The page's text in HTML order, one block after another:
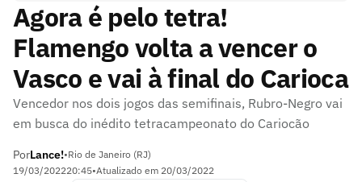
Agora é pelo tetra!
Flamengo volta a vencer o
Vasco e vai à final do Carioca
Vencedor nos dois jogos das semifinais, Rubro-Negro vai
em busca do inédito tetracampeonato do Cariocão
PorLance!•Rio de Janeiro (RJ)
19/03/202220:45•Atualizado em 20/03/2022